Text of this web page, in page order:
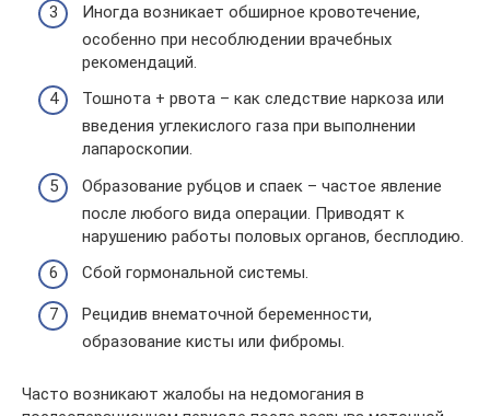
Иногда возникает обширное кровотечение,
особенно при несоблюдении врачебных
рекомендаций.
Тошнота + рвота – как следствие наркоза или
введения углекислого газа при выполнении
лапароскопии.
Образование рубцов и спаек – частое явление
после любого вида операции. Приводят к
нарушению работы половых органов, бесплодию.
Сбой гормональной системы.
Рецидив внематочной беременности,
образование кисты или фибромы.
Часто возникают жалобы на недомогания в